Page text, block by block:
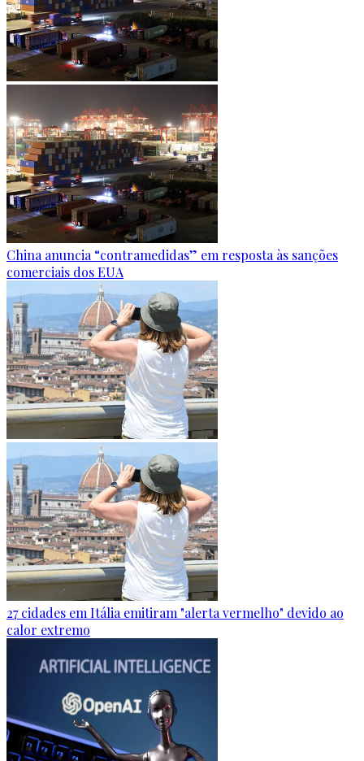
China anuncia “contramedidas” em resposta às sanções
comerciais dos EUA
27 cidades em Itália emitiram "alerta vermelho" devido ao
calor extremo